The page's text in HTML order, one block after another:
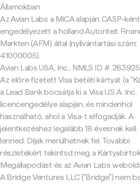
Államokban
Az Avian Labs a MiCA alapján CASP-ként
engedélyezett a holland Autoriteit
Markten (AFM) által (nyilvántartási szám:
41000005).
Avian Labs USA, Inc., NMLS ID #
Az előre fizetett Visa betéti kártyát (a
a Lead Bank bocsátja ki a Visa U.S.A. Inc.
licencengedélye alapján, és mindenhol
használható, ahol a Visa-t elfogadják. A
jelentkezéshez legalább 18 évesnek kell
lenned. Díjak merülhetnek fel. További
részletekért tekintsd meg a
Megállapodást és az Avian Labs
A Bridge Ventures LLC ("Bridge") nem